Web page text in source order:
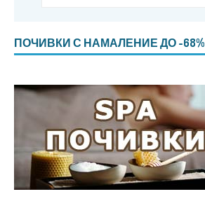
ПОЧИВКИ С НАМАЛЕНИЕ ДО -68%